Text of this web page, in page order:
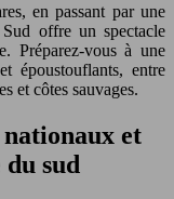
en passant par une
offre un spectacle
Préparez-vous à une
époustouflants, entre
et côtes sauvages.
et
sud